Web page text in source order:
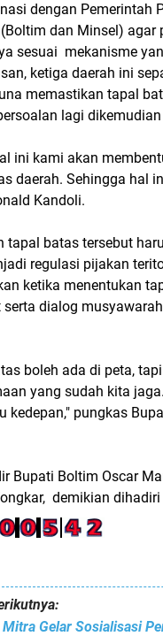
dengan Pemerintah
dan Minsel) agar
sesuai mekanisme
ketiga daerah ini
memastikan tapal
lagi
ini kami akan
daerah. Sehingga hal
Kandoli.
tapal batas tersebut
regulasi pijakan
ketika menentukan
serta dialog
boleh ada di peta,
yang sudah kita
kedepan," pungkas
Bupati Boltim Oscar
demikian
Gelar Sosialisasi